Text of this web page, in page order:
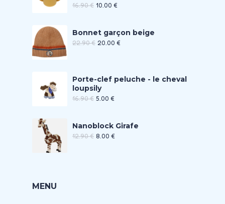
16.90€ 10.00 €
Bonnet garçon beige
22.90€ 20.00 €
Porte-clef peluche - le cheval
loupsily
16.90€ 5.00 €
Nanoblock Girafe
12.90€ 8.00 €
MENU